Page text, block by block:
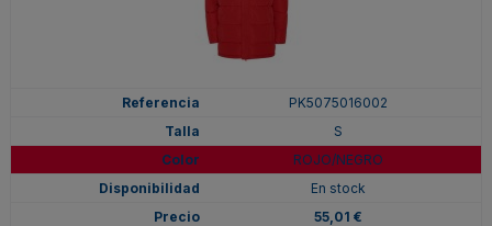
PK5075016002
S
ROJO/NEGRO
En stock
55,01 €